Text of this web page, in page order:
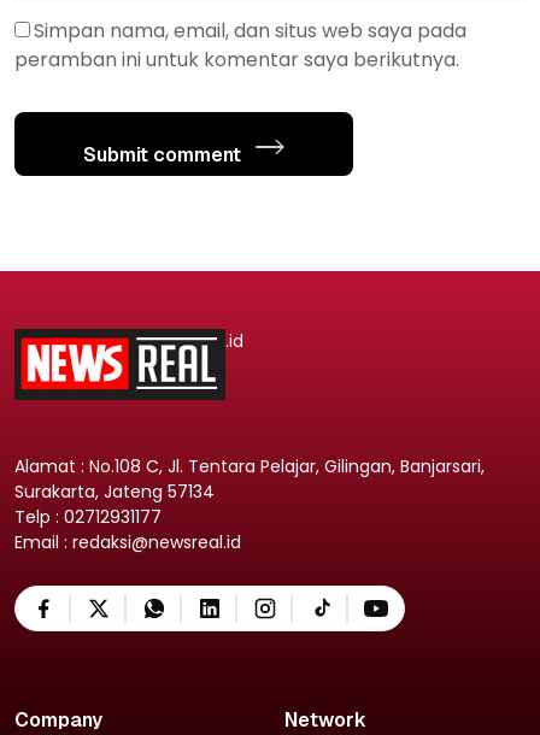
Simpan nama, email, dan situs web saya pada
peramban ini untuk komentar saya berikutnya.
Submit comment
.id
Alamat : No.108 C, Jl. Tentara Pelajar, Gilingan, Banjarsari,
Surakarta, Jateng 57134
Telp : 02712931177
Email : redaksi@newsreal.id
Company Network